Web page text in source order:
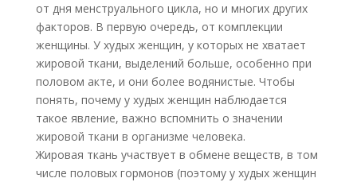
от дня менструального цикла, но и многих других
факторов. В первую очередь, от комплекции
женщины. У худых женщин, у которых не хватает
жировой ткани, выделений больше, особенно при
половом акте, и они более водянистые. Чтобы
понять, почему у худых женщин наблюдается
такое явление, важно вспомнить о значении
жировой ткани в организме человека.
Жировая ткань участвует в обмене веществ, в том
числе половых гормонов (поэтому у худых женщин